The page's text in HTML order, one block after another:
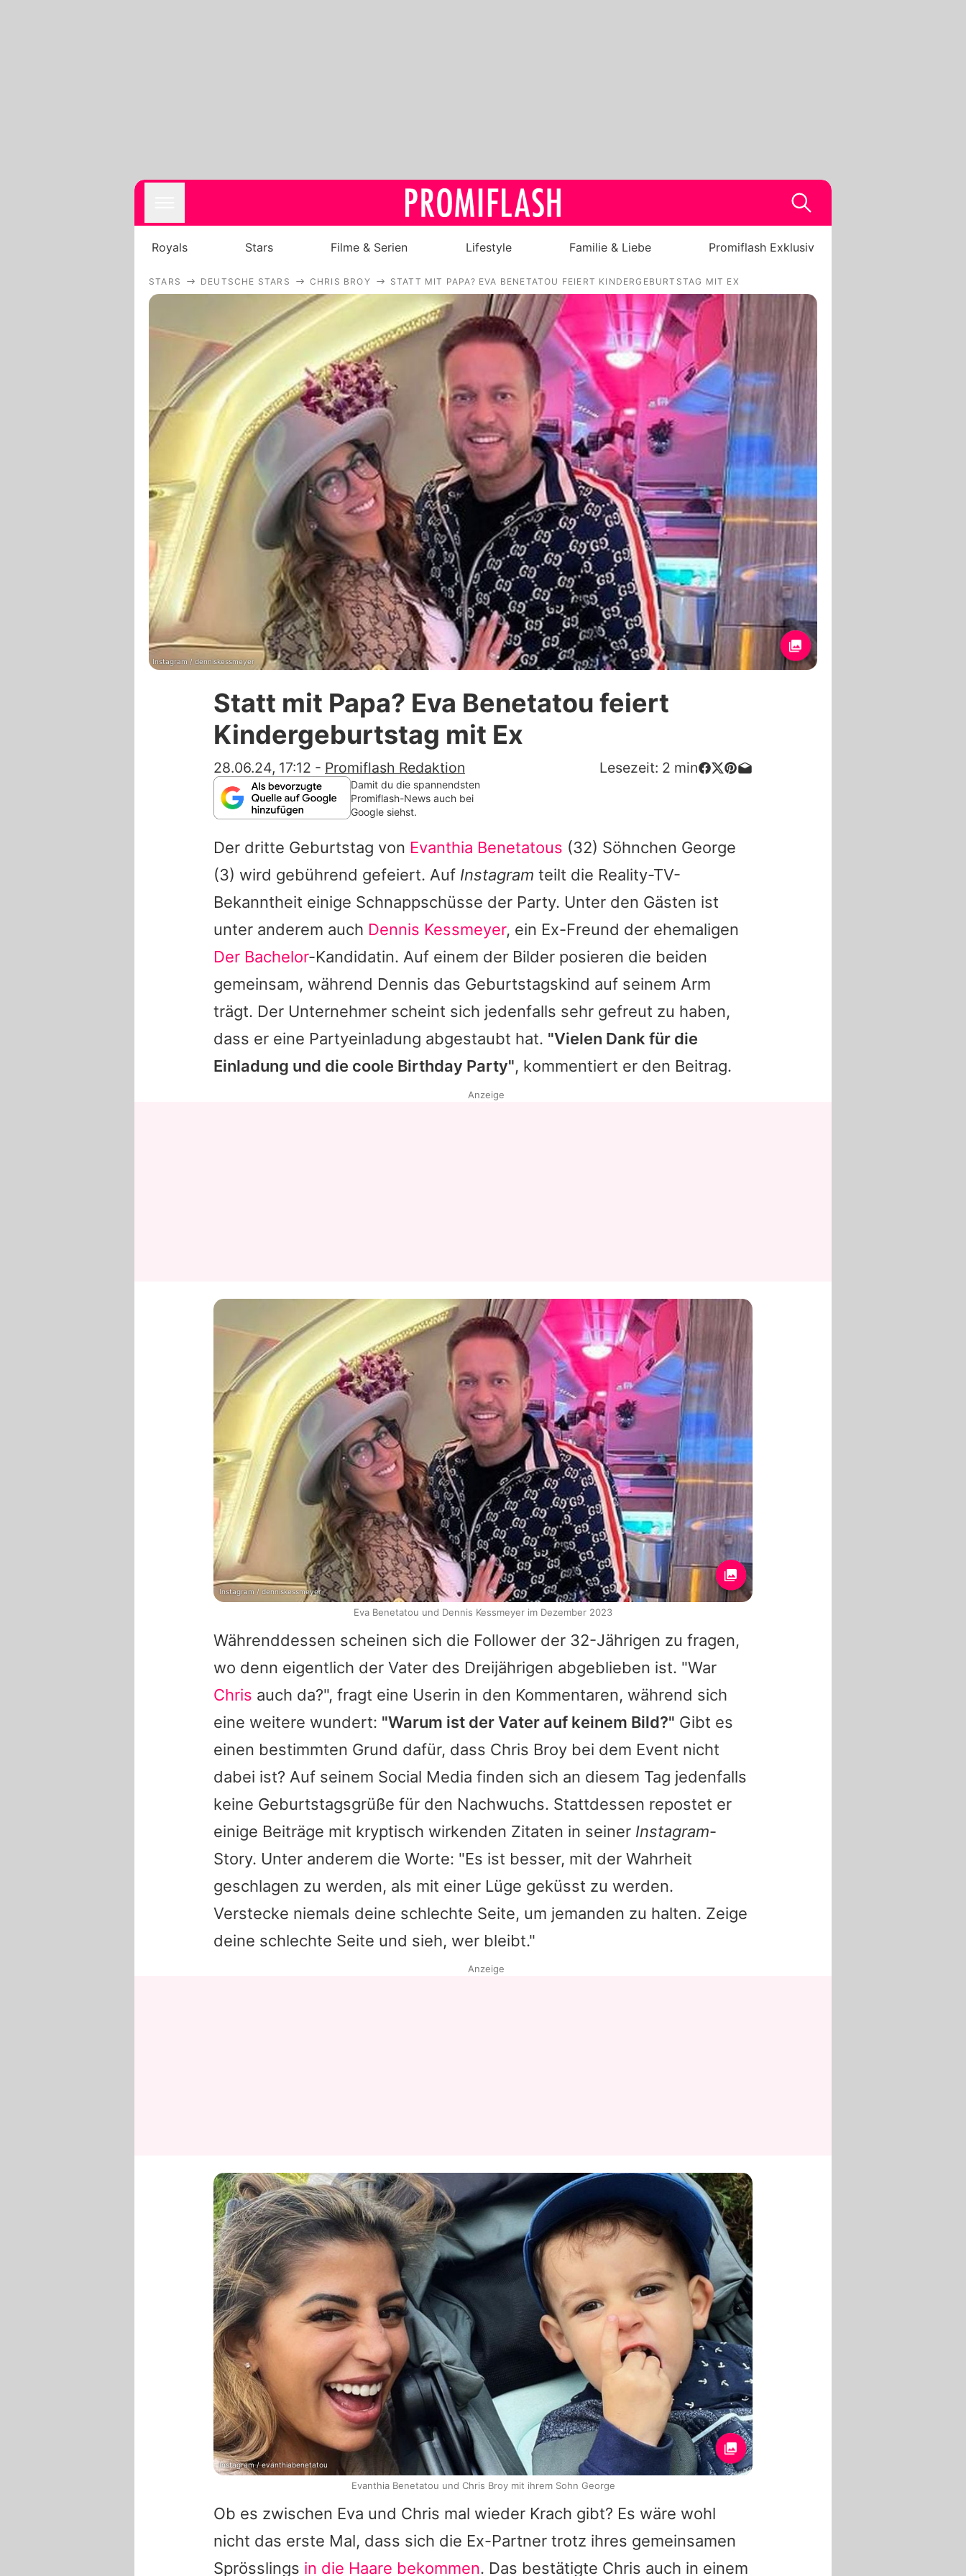
Royals
Stars
Filme & Serien
Familie & Liebe
Promiflash Exklusiv
Alle Themen auf Promiflash
App runterladen
Team
Redaktionelle Richtlinien
Impressum
Datenschutzerklärung
Nutzungsbedingungen
Utiq verwalten
Royals Stars Filme & Serien Lifestyle Familie & Liebe Promiflash Exklusiv
STARS DEUTSCHE STARS CHRIS BROY STATT MIT PAPA? EVA BENETATOU FEIERT KINDERGEBURTSTAG MIT EX
Instagram / denniskessmeyer
Statt mit Papa? Eva Benetatou feiert
Kindergeburtstag mit Ex
28.06.24, 17:12 - Promiflash Redaktion Lesezeit: 2 min
Damit du die spannendsten
Promiflash-News auch bei
Google siehst.
Der dritte Geburtstag von Evanthia Benetatous (32) Söhnchen George
(3) wird gebührend gefeiert. Auf Instagram teilt die Reality-TV-
Bekanntheit einige Schnappschüsse der Party. Unter den Gästen ist
unter anderem auch Dennis Kessmeyer, ein Ex-Freund der ehemaligen
Der Bachelor-Kandidatin. Auf einem der Bilder posieren die beiden
gemeinsam, während Dennis das Geburtstagskind auf seinem Arm
trägt. Der Unternehmer scheint sich jedenfalls sehr gefreut zu haben,
dass er eine Partyeinladung abgestaubt hat. "Vielen Dank für die
Einladung und die coole Birthday Party", kommentiert er den Beitrag.
Währenddessen scheinen sich die Follower der 32-Jährigen zu fragen,
wo denn eigentlich der Vater des Dreijährigen abgeblieben ist. "War
Chris auch da?", fragt eine Userin in den Kommentaren, während sich
eine weitere wundert: "Warum ist der Vater auf keinem Bild?" Gibt es
einen bestimmten Grund dafür, dass Chris Broy bei dem Event nicht
dabei ist? Auf seinem Social Media finden sich an diesem Tag jedenfalls
keine Geburtstagsgrüße für den Nachwuchs. Stattdessen repostet er
einige Beiträge mit kryptisch wirkenden Zitaten in seiner Instagram-
Story. Unter anderem die Worte: "Es ist besser, mit der Wahrheit
geschlagen zu werden, als mit einer Lüge geküsst zu werden.
Verstecke niemals deine schlechte Seite, um jemanden zu halten. Zeige
deine schlechte Seite und sieh, wer bleibt."
Ob es zwischen Eva und Chris mal wieder Krach gibt? Es wäre wohl
nicht das erste Mal, dass sich die Ex-Partner trotz ihres gemeinsamen
Sprösslings in die Haare bekommen. Das bestätigte Chris auch in einem
Anzeige
Instagram / denniskessmeyer
Eva Benetatou und Dennis Kessmeyer im Dezember 2023
Anzeige
Instagram / evanthiabenetatou
Evanthia Benetatou und Chris Broy mit ihrem Sohn George